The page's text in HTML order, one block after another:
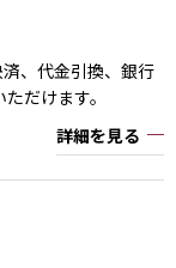
、代金引換、銀行
だけます。
詳細を見る